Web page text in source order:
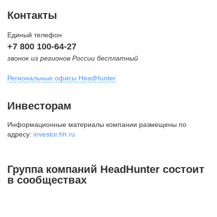
Контакты
Единый телефон
+7 800 100-64-27
звонок из регионов России бесплатный
Региональные офисы HeadHunter
внутригородская территория
Муниципальный округ Тверской,
2-я Брестская ул., д. 48,
+7 495 980-64-27
Инвесторам
Информационные материалы компании размещены по
адресу: investor.hh.ru
Группа компаний HeadHunter состоит
в сообществах